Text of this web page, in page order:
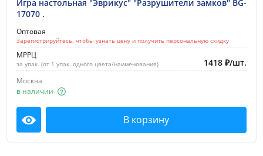
Игра настольная "Эврикус" "Разрушители замков" BG-
17070 .
Оптовая
Зарегистрируйтесь, чтобы узнать цену и получить персональную скидку
МРРЦ
за упак. (от 1 упак. одного цвета/наименования) 1418 ₽/шт.
Москва
в наличии
Посмотреть В корзину